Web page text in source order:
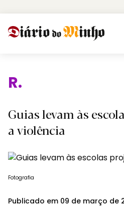
Rel
Guias levam às
a violência
Fotografia
Publicado em 09 de março de